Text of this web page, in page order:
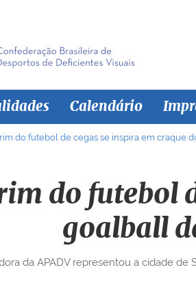
Calendário
do futebol de cegas se inspira em craque
do futebol
goalball
da APADV representou a cidade de